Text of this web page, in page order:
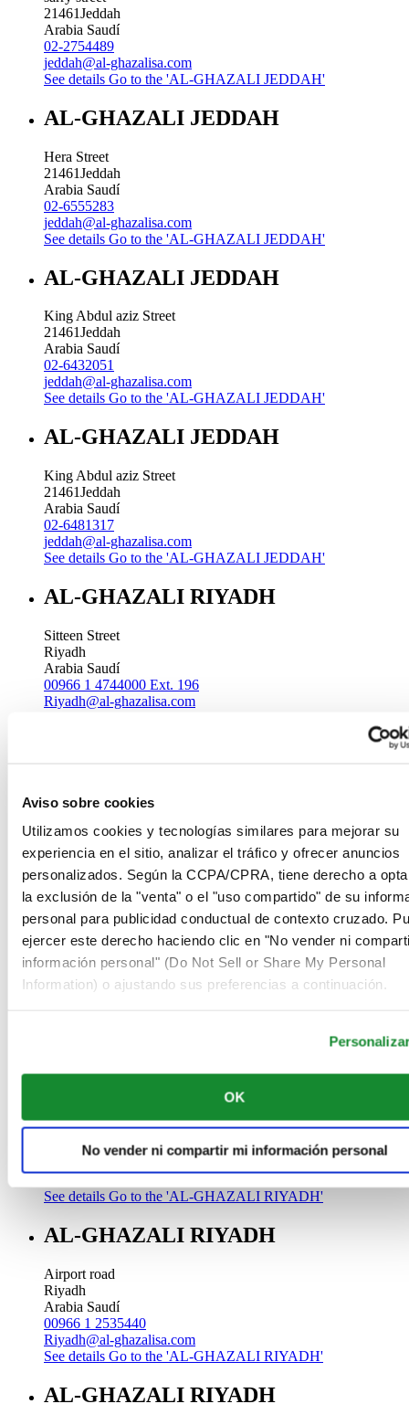
Aviso sobre cookies
Utilizamos cookies y tecnologías similares para mejorar su
experiencia en el sitio, analizar el tráfico y ofrecer anuncios
personalizados. Según la CCPA/CPRA, tiene derecho a
la exclusión de la "venta" o el "uso compartido" de su
personal para publicidad conductual de contexto cruzado.
ejercer este derecho haciendo clic en "No vender ni
información personal" (Do Not Sell or Share My Personal
Information) o ajustando sus preferencias a continuación.
OK
No vender ni compartir mi información personal
21461Jeddah
Arabia Saudí
02-2754489
jeddah@al-ghazalisa.com
See details Go to the 'AL-GHAZALI JEDDAH'
AL-GHAZALI JEDDAH
Hera Street
21461Jeddah
Arabia Saudí
02-6555283
jeddah@al-ghazalisa.com
See details Go to the 'AL-GHAZALI JEDDAH'
AL-GHAZALI JEDDAH
King Abdul aziz Street
21461Jeddah
Arabia Saudí
02-6432051
jeddah@al-ghazalisa.com
See details Go to the 'AL-GHAZALI JEDDAH'
AL-GHAZALI JEDDAH
King Abdul aziz Street
21461Jeddah
Arabia Saudí
02-6481317
jeddah@al-ghazalisa.com
See details Go to the 'AL-GHAZALI JEDDAH'
AL-GHAZALI RIYADH
Sitteen Street
Riyadh
Arabia Saudí
00966 1 4744000 Ext. 196
Riyadh@al-ghazalisa.com
Riyadh
Arabia Saudí
00966 1 4032968
Riyadh@al-ghazalisa.com
See detailsGo to the 'AL-GHAZALI RIYADH'
AL-GHAZALI RIYADH
Riyadh
Arabia Saudí
AL-GHAZALI RIYADH
Riyadh
Arabia Saudí
See details Go to the 'AL-GHAZALI RIYADH'
AL-GHAZALI RIYADH
Airport road
Riyadh
Arabia Saudí
00966 1 2535440
Riyadh@al-ghazalisa.com
See details Go to the 'AL-GHAZALI RIYADH'
AL-GHAZALI RIYADH